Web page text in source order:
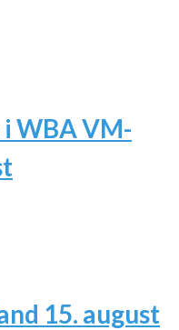
WBA VM-
15. august